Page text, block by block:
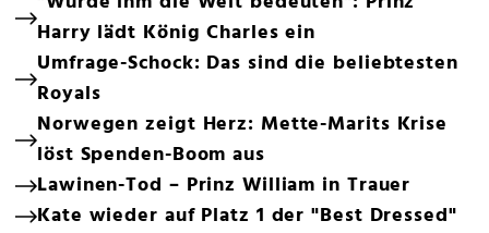
Harry lädt König Charles ein
Umfrage-Schock: Das sind die beliebtesten
Royals
Norwegen zeigt Herz: Mette-Marits Krise
löst Spenden-Boom aus
Lawinen-Tod – Prinz William in Trauer
Kate wieder auf Platz 1 der "Best Dressed"